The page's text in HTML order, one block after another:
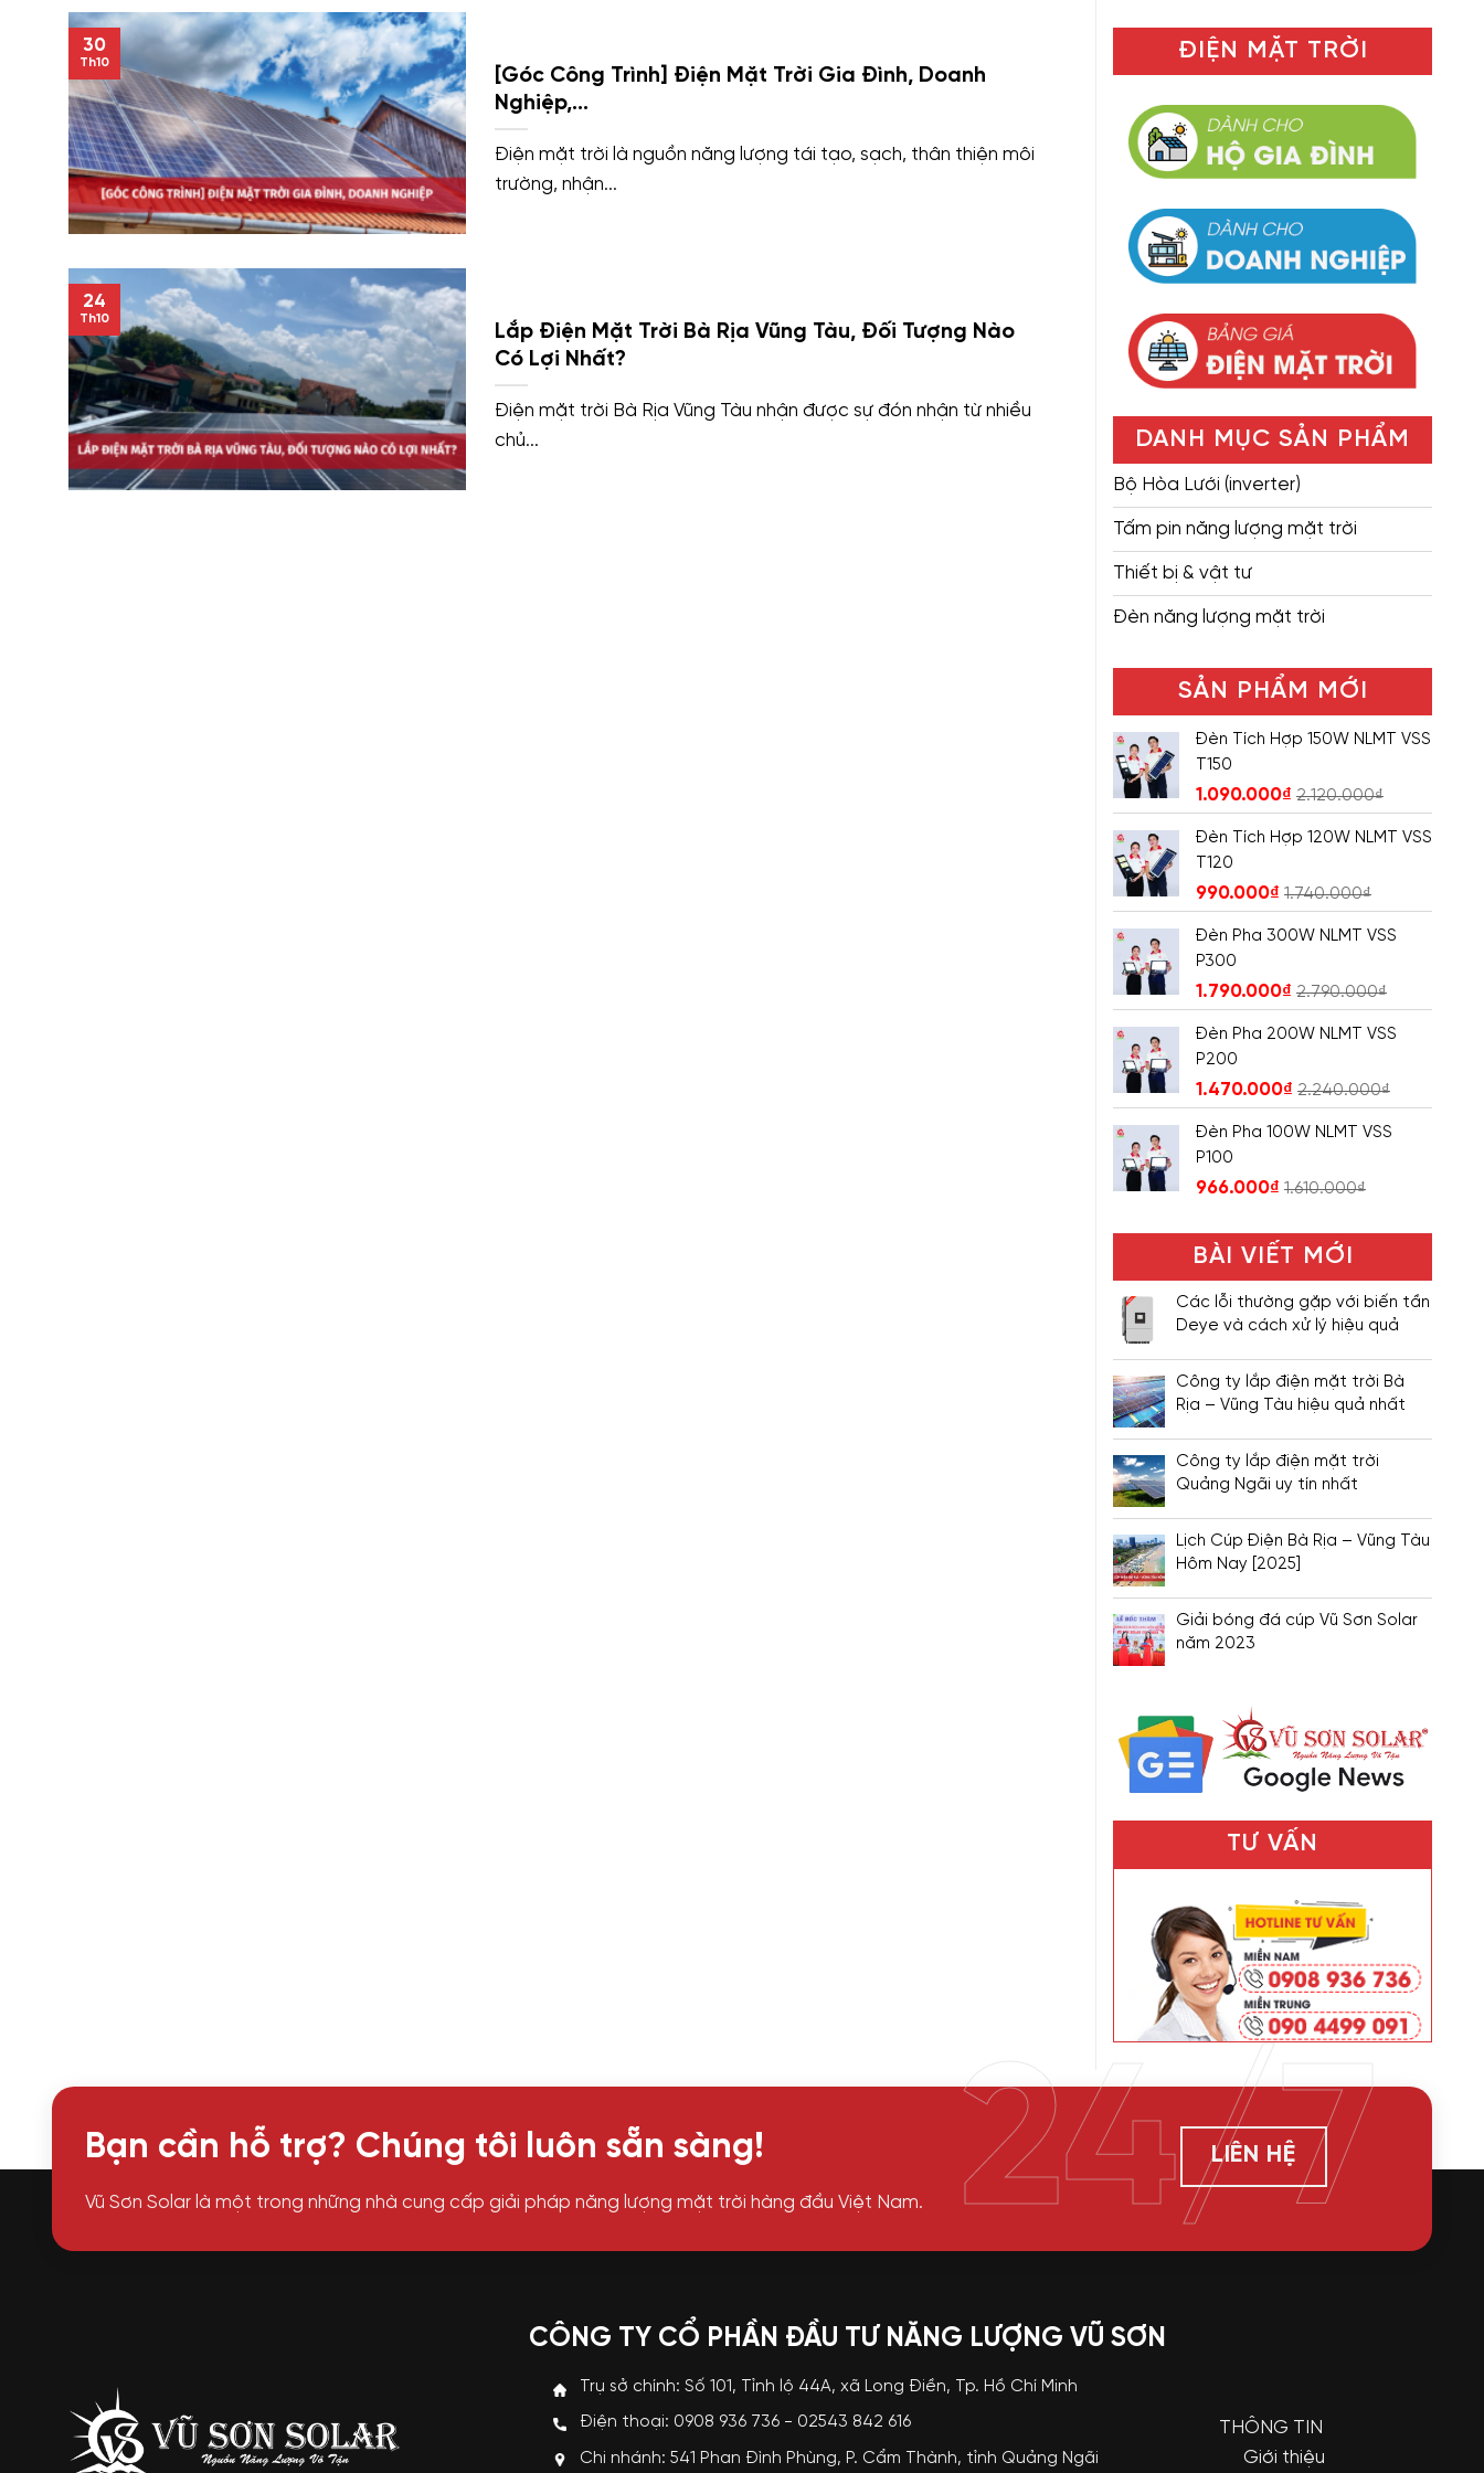
[Góc Công Trình] Điện Mặt Trời Gia Đình, Doanh
Nghiệp,…
Điện mặt trời là nguồn năng lượng tái tạo, sạch, thân thiện môi
trường, nhận...
30
Th10
Lắp Điện Mặt Trời Bà Rịa Vũng Tàu, Đối Tượng Nào
Có Lợi Nhất?
Điện mặt trời Bà Rịa Vũng Tàu nhận được sự đón nhận từ nhiều
chủ...
24
Th10
ĐIỆN MẶT TRỜI
DANH MỤC SẢN PHẨM
Bộ Hòa Lưới (inverter)
Tấm pin năng lượng mặt trời
Thiết bị & vật tư
Đèn năng lượng mặt trời
SẢN PHẨM MỚI
Đèn Tích Hợp 150W NLMT VSS
T150
1.090.000₫ 2.120.000₫
Đèn Tích Hợp 120W NLMT VSS
T120
990.000₫ 1.740.000₫
Đèn Pha 300W NLMT VSS
P300
1.790.000₫ 2.790.000₫
Đèn Pha 200W NLMT VSS
P200
1.470.000₫ 2.240.000₫
Đèn Pha 100W NLMT VSS
P100
966.000₫ 1.610.000₫
BÀI VIẾT MỚI
Các lỗi thường gặp với biến tần
Deye và cách xử lý hiệu quả
Công ty lắp điện mặt trời Bà
Rịa – Vũng Tàu hiệu quả nhất
Công ty lắp điện mặt trời
Quảng Ngãi uy tín nhất
Lịch Cúp Điện Bà Rịa – Vũng Tàu
Hôm Nay [2025]
Giải bóng đá cúp Vũ Sơn Solar
năm 2023
TƯ VẤN
Bạn cần hỗ trợ? Chúng tôi luôn sẵn sàng!
Vũ Sơn Solar là một trong những nhà cung cấp giải pháp năng lượng mặt trời hàng đầu Việt Nam.
LIÊN HỆ
24/7
CÔNG TY CỔ PHẦN ĐẦU TƯ NĂNG LƯỢNG VŨ SƠN
Trụ sở chính: Số 101, Tỉnh lộ 44A, xã Long Điền, Tp. Hồ Chí Minh
Điện thoại: 0908 936 736 - 02543 842 616
Chi nhánh: 541 Phan Đình Phùng, P. Cẩm Thành, tỉnh Quảng Ngãi
THÔNG TIN
Giới thiệu